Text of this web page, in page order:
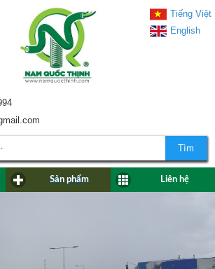
Tiếng Việt
English
Tìm
Sản phẩm Liên hệ